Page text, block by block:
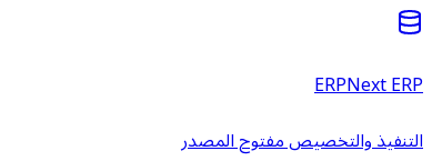
ERPNext ERP
التنفيذ والتخصيص مفتوح المصدر